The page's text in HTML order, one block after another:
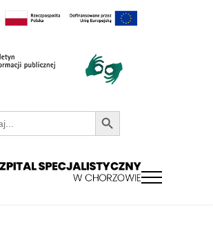
Search Button